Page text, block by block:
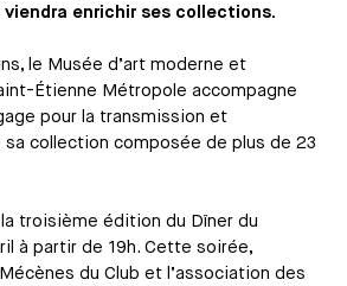
enrichir ses collections.
le Musée d’art moderne et
Étienne Métropole accompagne
pour la transmission et
sa collection composée de plus de 23
troisième édition du Dîner du
à partir de 19h. Cette soirée,
du Club et l’association des